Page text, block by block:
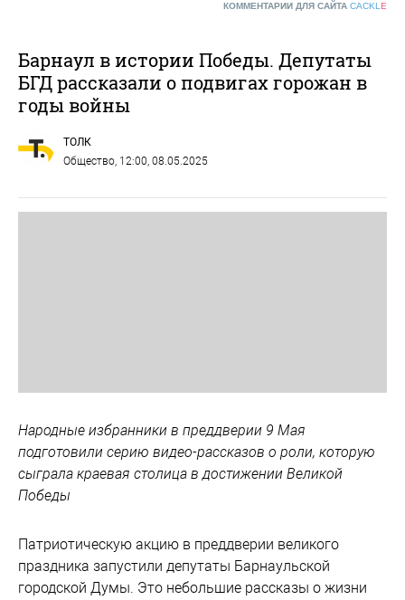
КОММЕНТАРИИ ДЛЯ САЙТА CACKLE
Барнаул в истории Победы. Депутаты
БГД рассказали о подвигах горожан в
годы войны
ТОЛК
Общество, 12:00, 08.05.2025
Народные избранники в преддверии 9 Мая
подготовили серию видео-рассказов о роли, которую
сыграла краевая столица в достижении Великой
Победы
Патриотическую акцию в преддверии великого
праздника запустили депутаты Барнаульской
городской Думы. Это небольшие рассказы о жизни